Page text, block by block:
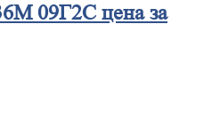
09Г2С цена за